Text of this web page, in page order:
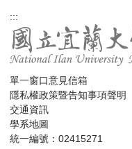
:::
單一窗口意見信箱
隱私權政策暨告知事項聲明
交通資訊
學系地圖
統一編號：02415271